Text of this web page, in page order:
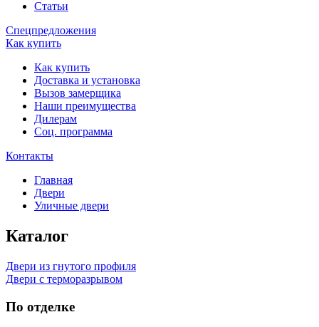
Статьи
Спецпредложения
Как купить
Как купить
Доставка и установка
Вызов замерщика
Наши преимущества
Дилерам
Соц. программа
Контакты
Главная
Двери
Уличные двери
Каталог
Двери из гнутого профиля
Двери с терморазрывом
По отделке